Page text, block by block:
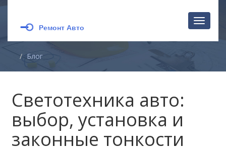
Блог
Светотехника авто:
выбор, установка и
законные тонкости